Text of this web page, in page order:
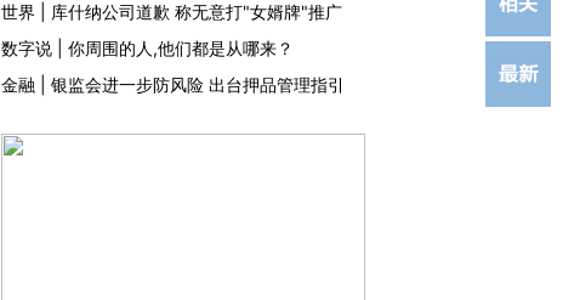
世界
库什纳公司道歉 称无意打"女婿牌"推广
数字说
你周围的人,他们都是从哪来？
金融
银监会进一步防风险 出台押品管理指引